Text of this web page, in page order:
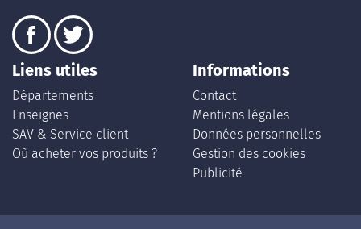
Liens utiles
Départements
Enseignes
SAV & Service client
Où acheter vos produits ?
Informations
Contact
Mentions légales
Données personnelles
Gestion des cookies
Publicité